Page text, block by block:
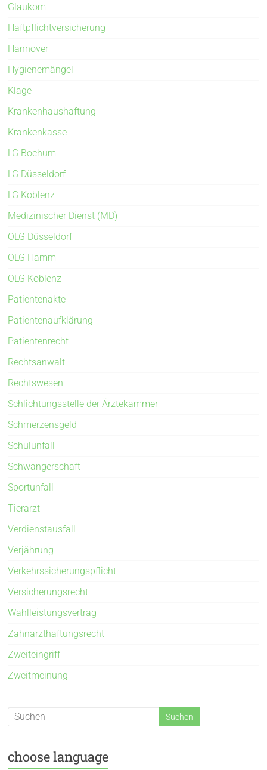
Glaukom
Haftpflichtversicherung
Hannover
Hygienemängel
Klage
Krankenhaushaftung
Krankenkasse
LG Bochum
LG Düsseldorf
LG Koblenz
Medizinischer Dienst (MD)
OLG Düsseldorf
OLG Hamm
OLG Koblenz
Patientenakte
Patientenaufklärung
Patientenrecht
Rechtsanwalt
Rechtswesen
Schlichtungsstelle der Ärztekammer
Schmerzensgeld
Schulunfall
Schwangerschaft
Sportunfall
Tierarzt
Verdienstausfall
Verjährung
Verkehrssicherungspflicht
Versicherungsrecht
Wahlleistungsvertrag
Zahnarzthaftungsrecht
Zweiteingriff
Zweitmeinung
choose language